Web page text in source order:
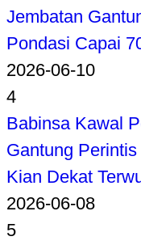
Jembatan
Pondasi Capai
2026-06-10
4
Babinsa Kawal
Gantung
Kian Dekat
2026-06-08
5